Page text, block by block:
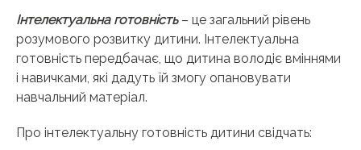
Інтелектуальна готовність– це загальний рівень
розумового розвитку дитини. Інтелектуальна
готовність передбачає, що дитина володіє вміннями
і навичками, які дадуть їй змогу опановувати
навчальний матеріал.
Про інтелектуальну готовність дитини свідчать: